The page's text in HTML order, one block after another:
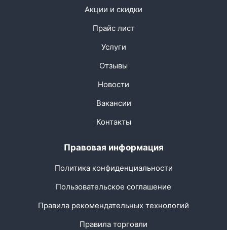
Акции и скидки
Прайс лист
Услуги
Отзывы
Новости
Вакансии
Контакты
Правовая информация
Политика конфиденциальности
Пользовательское соглашение
Правила рекомендательных технологий
Правила торговли